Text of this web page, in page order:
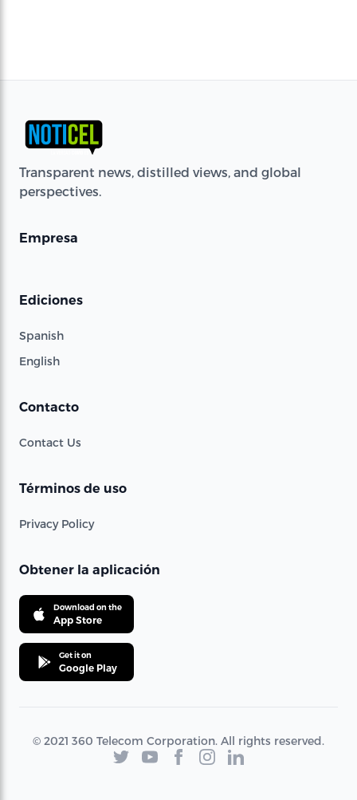
Transparent news, distilled views, and global
perspectives.
Empresa
Ediciones
Spanish
English
Contacto
Contact Us
Términos de uso
Privacy Policy
Obtener la aplicación
Download on the
App Store
Get it on
Google Play
© 2021 360 Telecom Corporation. All rights reserved.